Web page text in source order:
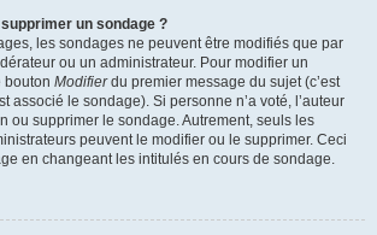
un sondage ?
les sondages ne peuvent être modifiés que par
ou un administrateur. Pour modifier un
bouton Modifierdu premier message du sujet (c’est
associé le sondage). Si personne n’a voté, l’auteur
ou supprimer le sondage. Autrement, seuls les
peuvent le modifier ou le supprimer. Ceci
en changeant les intitulés en cours de sondage.